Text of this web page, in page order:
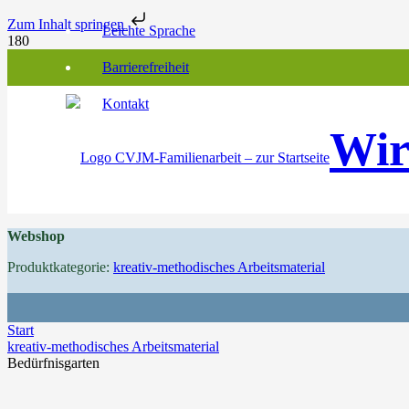
Zum Inhalt springenLeichte Sprache
Barrierefreiheit
Kontakt
Webshop
Produktkategorie: kreativ-methodisches Arbeitsmaterial
Start
kreativ-methodisches Arbeitsmaterial
Bedürfnisgarten